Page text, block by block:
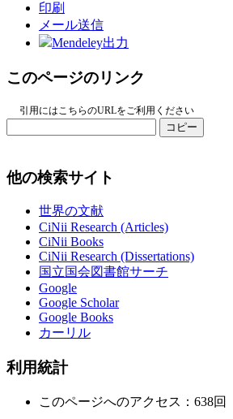
印刷
メール送信
Mendeley出力
このページのリンク
引用にはこちらのURLをご利用ください
コピー
他の検索サイト
世界の文献
CiNii Research (Articles)
CiNii Books
CiNii Research (Dissertations)
国立国会図書館サーチ
Google
Google Scholar
Google Books
カーリル
利用統計
このページへのアクセス：638回